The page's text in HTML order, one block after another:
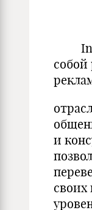
собой
и
своих